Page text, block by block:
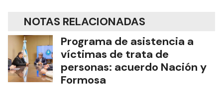
NOTAS RELACIONADAS
Programa de asistencia a
víctimas de trata de
personas: acuerdo Nación y
Formosa